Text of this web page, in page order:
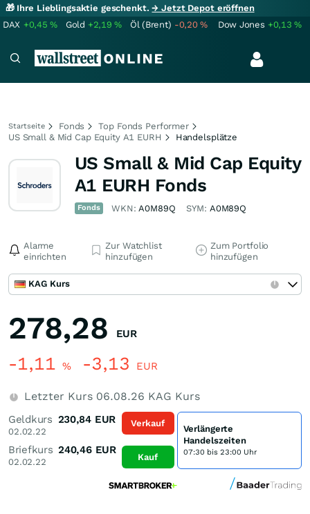
🎁 Ihre Lieblingsaktie geschenkt.→ Jetzt Depot eröffnen
DAX +0,45% Gold +2,19% Öl (Brent) -0,20% Dow Jones +0,13%
Startseite Fonds
Top Fonds Performer
US Small & Mid Cap Equity A1 EURH
Handelsplätze
US Small & Mid Cap Equity
A1 EURH Fonds
Fonds WKN:A0M89Q SYM: A0M89Q
Alarme
einrichten
Zur Watchlist
hinzufügen
Zum Portfolio
hinzufügen
KAG Kurs
278,28 EUR
-1,11 % -3,13 EUR
Letzter Kurs 06.08.26 KAG Kurs
Geldkurs
02.02.22
230,84 EUR
Briefkurs
02.02.22
240,46 EUR
Verkauf
Kauf
Verlängerte
Handelszeiten
07:30 bis 23:00 Uhr